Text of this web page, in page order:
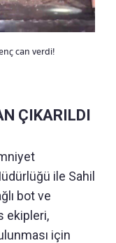
can verdi!
ÇIKARILDI
ile Sahil
bot ve
ekipleri,
için